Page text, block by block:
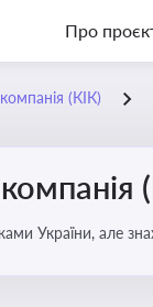
Про
(КІК)
України, але